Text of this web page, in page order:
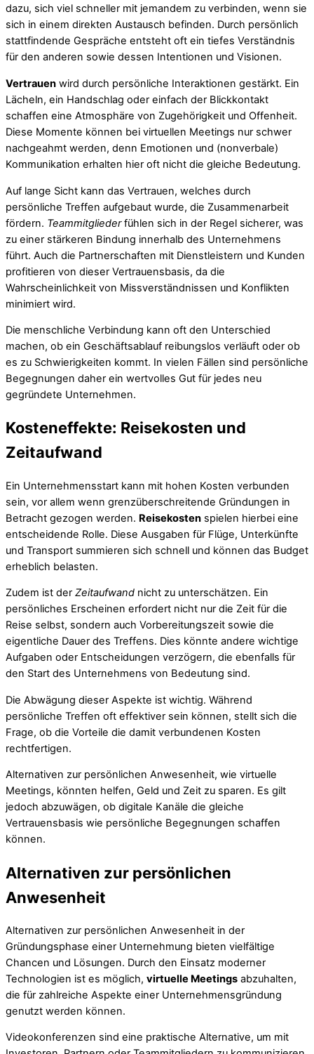
dazu, sich viel schneller mit jemandem zu verbinden, wenn sie
sich in einem direkten Austausch befinden. Durch persönlich
stattfindende Gespräche entsteht oft ein tiefes Verständnis
für den anderen sowie dessen Intentionen und Visionen.
Vertrauen wird durch persönliche Interaktionen gestärkt. Ein
Lächeln, ein Handschlag oder einfach der Blickkontakt
schaffen eine Atmosphäre von Zugehörigkeit und Offenheit.
Diese Momente können bei virtuellen Meetings nur schwer
nachgeahmt werden, denn Emotionen und (nonverbale)
Kommunikation erhalten hier oft nicht die gleiche Bedeutung.
Auf lange Sicht kann das Vertrauen, welches durch
persönliche Treffen aufgebaut wurde, die Zusammenarbeit
fördern. Teammitgliederfühlen sich in der Regel sicherer, was
zu einer stärkeren Bindung innerhalb des Unternehmens
führt. Auch die Partnerschaften mit Dienstleistern und Kunden
profitieren von dieser Vertrauensbasis, da die
Wahrscheinlichkeit von Missverständnissen und Konflikten
minimiert wird.
Die menschliche Verbindung kann oft den Unterschied
machen, ob ein Geschäftsablauf reibungslos verläuft oder ob
es zu Schwierigkeiten kommt. In vielen Fällen sind persönliche
Begegnungen daher ein wertvolles Gut für jedes neu
gegründete Unternehmen.
Kosteneffekte: Reisekosten und
Zeitaufwand
Ein Unternehmensstart kann mit hohen Kosten verbunden
sein, vor allem wenn grenzüberschreitende Gründungen in
Betracht gezogen werden. Reisekosten spielen hierbei eine
entscheidende Rolle. Diese Ausgaben für Flüge, Unterkünfte
und Transport summieren sich schnell und können das Budget
erheblich belasten.
Zudem ist der Zeitaufwand nicht zu unterschätzen. Ein
persönliches Erscheinen erfordert nicht nur die Zeit für die
Reise selbst, sondern auch Vorbereitungszeit sowie die
eigentliche Dauer des Treffens. Dies könnte andere wichtige
Aufgaben oder Entscheidungen verzögern, die ebenfalls für
den Start des Unternehmens von Bedeutung sind.
Die Abwägung dieser Aspekte ist wichtig. Während
persönliche Treffen oft effektiver sein können, stellt sich die
Frage, ob die Vorteile die damit verbundenen Kosten
rechtfertigen.
Alternativen zur persönlichen Anwesenheit, wie virtuelle
Meetings, könnten helfen, Geld und Zeit zu sparen. Es gilt
jedoch abzuwägen, ob digitale Kanäle die gleiche
Vertrauensbasis wie persönliche Begegnungen schaffen
können.
Alternativen zur persönlichen
Anwesenheit
Alternativen zur persönlichen Anwesenheit in der
Gründungsphase einer Unternehmung bieten vielfältige
Chancen und Lösungen. Durch den Einsatz moderner
Technologien ist es möglich, virtuelle Meetings abzuhalten,
die für zahlreiche Aspekte einer Unternehmensgründung
genutzt werden können.
Videokonferenzen sind eine praktische Alternative, um mit